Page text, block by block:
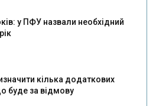
у ПФУ назвали необхідний
кілька додаткових
буде за відмову